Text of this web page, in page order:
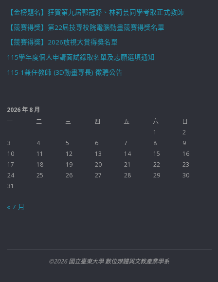
【金榜題名】狂賀第九屆郭冠妤、林莉芸同學考取正式教師
【競賽得獎】第22屆技專校院電腦動畫競賽得獎名單
【競賽得獎】2026放視大賞得獎名單
115學年度個人申請面試錄取名單及志願選填通知
115-1兼任教師 (3D動畫專長) 徵聘公告
2026 年 8 月
一
二 三 四 五 六
日
1
2
3
4 5 6 7 8
9
10
11 12 13 14 15
16
17
18 19 20 21 22
23
24
25 26 27 28 29
30
31
« 7 月
©2026 國立臺東大學 數位媒體與文教產業學系